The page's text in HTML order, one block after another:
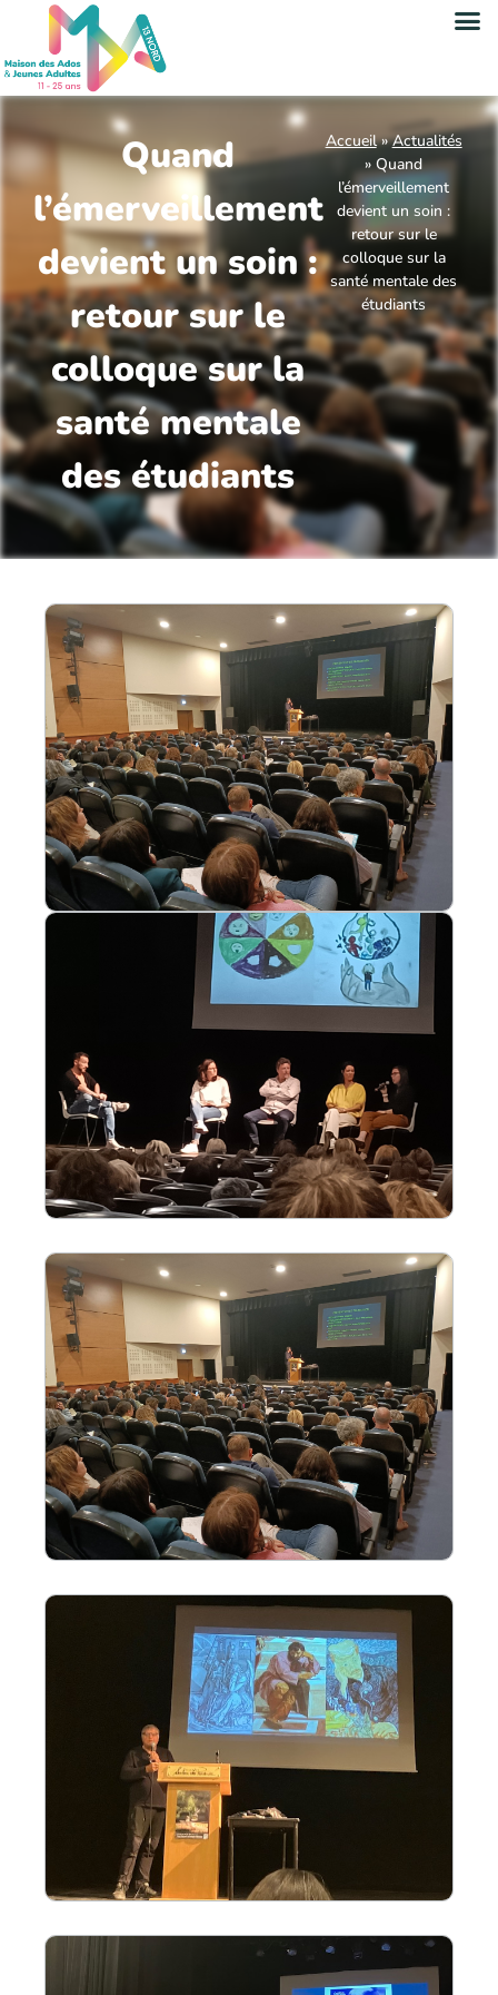
Quand
l’émerveillement
devient un soin :
retour sur le
colloque sur la
santé mentale
des étudiants
Accueil»Actualités
»Quand
l’émerveillement
devient un soin :
retour sur le
colloque sur la
santé mentale des
étudiants